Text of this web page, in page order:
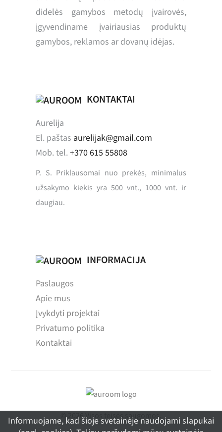
Informuojame, kad šioje svetainėje naudojami slapukai
didelės gamybos metodų įvairovės,
įgyvendiname įvairiausias produktų
gamybos, reklamos ar dovanų idėjas.
KONTAKTAI
Aurelija
El. paštas aurelijak@gmail.com
Mob. tel.+370 615 55808
P. S. Priklausomai nuo prekės, minimalus
užsakymo kiekis yra 500 vnt., 1000 vnt. ir
daugiau.
INFORMACIJA
Paslaugos
Apie mus
Įvykdyti projektai
Privatumo politika
Kontaktai
© 2026 Visos teisės saugomos.